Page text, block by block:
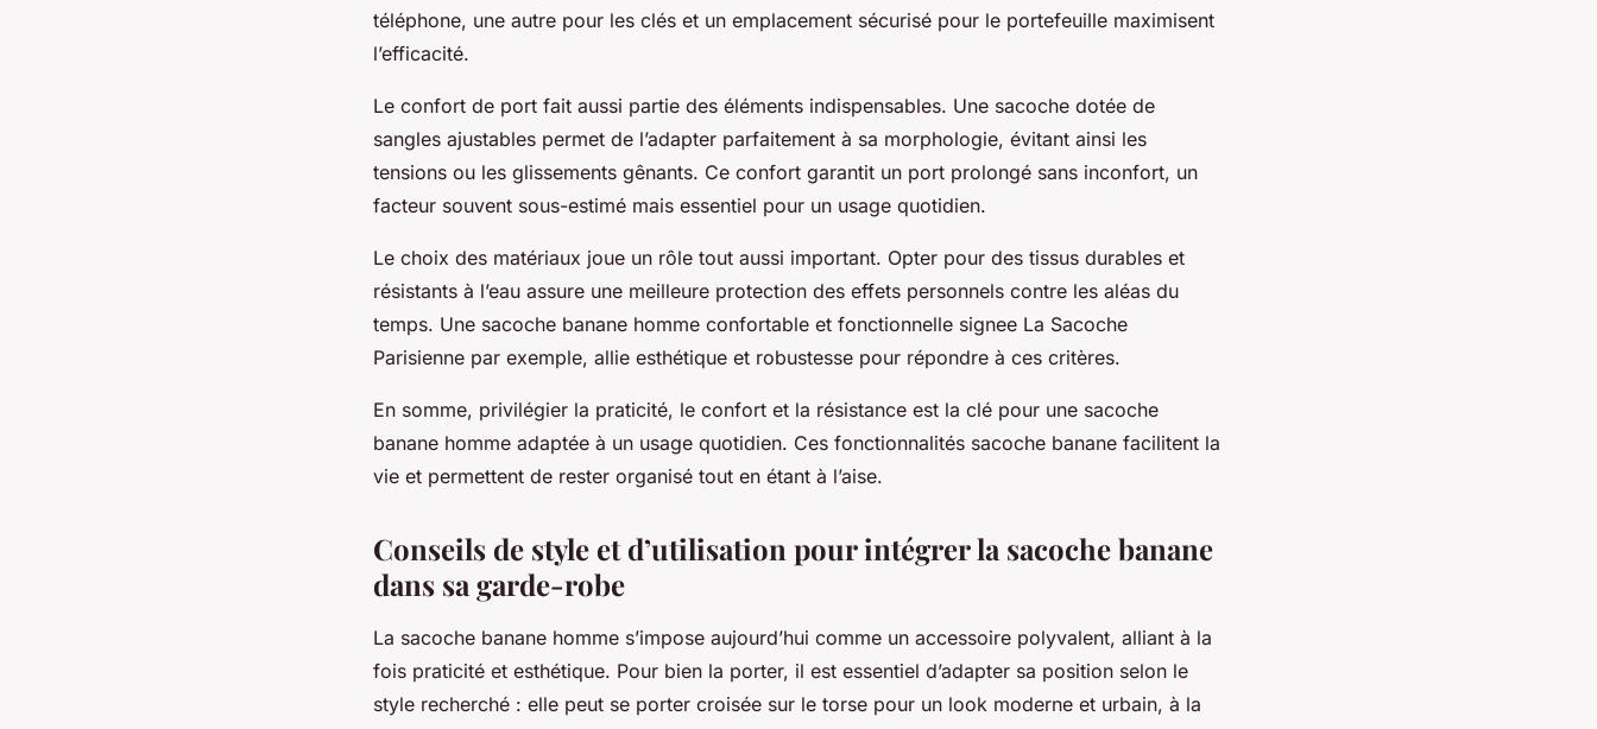
téléphone, une autre pour les clés et un emplacement sécurisé pour le portefeuille maximisent
l’efficacité.
Le confort de port fait aussi partie des éléments indispensables. Une sacoche dotée de
sangles ajustables permet de l’adapter parfaitement à sa morphologie, évitant ainsi les
tensions ou les glissements gênants. Ce confort garantit un port prolongé sans inconfort, un
facteur souvent sous-estimé mais essentiel pour un usage quotidien.
Le choix des matériaux joue un rôle tout aussi important. Opter pour des tissus durables et
résistants à l’eau assure une meilleure protection des effets personnels contre les aléas du
temps. Une sacoche banane homme confortable et fonctionnelle signee La Sacoche
Parisienne par exemple, allie esthétique et robustesse pour répondre à ces critères.
En somme, privilégier la praticité, le confort et la résistance est la clé pour une sacoche
banane homme adaptée à un usage quotidien. Ces fonctionnalités sacoche banane facilitent la
vie et permettent de rester organisé tout en étant à l’aise.
Conseils de style et d’utilisation pour intégrer la sacoche banane
dans sa garde-robe
La sacoche banane homme s’impose aujourd’hui comme un accessoire polyvalent, alliant à la
fois praticité et esthétique. Pour bien la porter, il est essentiel d’adapter sa position selon le
style recherché : elle peut se porter croisée sur le torse pour un look moderne et urbain, à la